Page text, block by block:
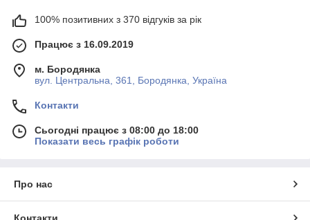
100% позитивних з 370 відгуків за рік
Працює з 16.09.2019
м. Бородянка
вул. Центральна, 361, Бородянка, Україна
Контакти
Сьогодні працює з 08:00 до 18:00
Показати весь графік роботи
Про нас
Контакти